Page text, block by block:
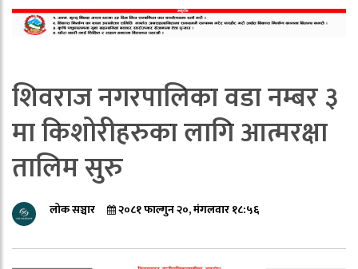
शिवराज नगरपालिका वडा नम्बर ३
मा किशोरीहरुका लागि आत्मरक्षा
तालिम सुरु
लोक सञ्चार २०८१ फाल्गुन २०, मंगलवार १८:५६